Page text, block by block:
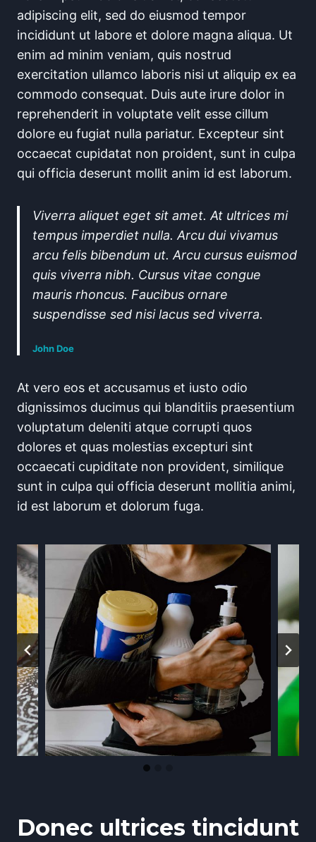
adipiscing elit, sed do eiusmod tempor
incididunt ut labore et dolore magna aliqua. Ut
enim ad minim veniam, quis nostrud
exercitation ullamco laboris nisi ut aliquip ex ea
commodo consequat. Duis aute irure dolor in
reprehenderit in voluptate velit esse cillum
dolore eu fugiat nulla pariatur. Excepteur sint
occaecat cupidatat non proident, sunt in culpa
qui officia deserunt mollit anim id est laborum.
Viverra aliquet eget sit amet. At ultrices mi
tempus imperdiet nulla. Arcu dui vivamus
arcu felis bibendum ut. Arcu cursus euismod
quis viverra nibh. Cursus vitae congue
mauris rhoncus. Faucibus ornare
suspendisse sed nisi lacus sed viverra.
John Doe
At vero eos et accusamus et iusto odio
dignissimos ducimus qui blanditiis praesentium
voluptatum deleniti atque corrupti quos
dolores et quas molestias excepturi sint
occaecati cupiditate non provident, similique
sunt in culpa qui officia deserunt mollitia animi,
id est laborum et dolorum fuga.
Donec ultrices tincidunt